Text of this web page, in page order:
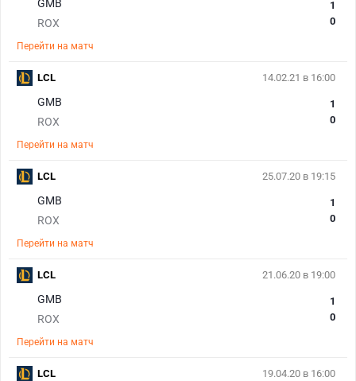
GMB
ROX
1
0
Перейти на матч
14.02.21 в 16:00
GMB
ROX
1
0
Перейти на матч
LCL
25.07.20 в 19:15
GMB
ROX
1
0
Перейти на матч
LCL
21.06.20 в 19:00
GMB
ROX
1
0
Перейти на матч
LCL
19.04.20 в 16:00
LCL